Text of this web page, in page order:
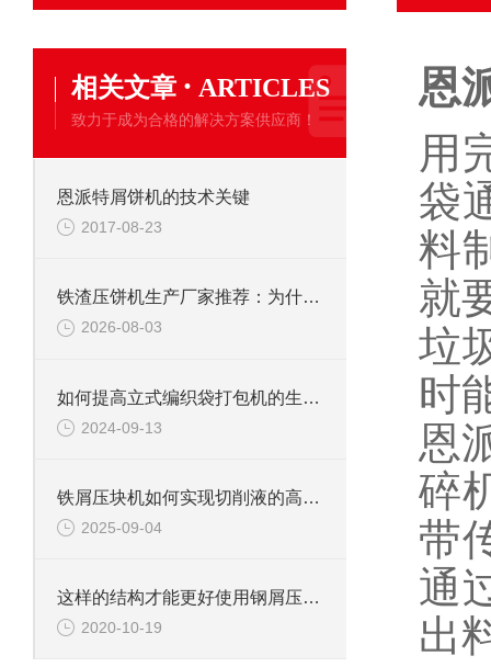
相关文章 · ARTICLES
致力于成为合格的解决方案供应商！
恩派特屑饼机的技术关键
2017-08-23
铁渣压饼机生产厂家推荐：为什么恩派特成为众多企业的优选？
2026-08-03
如何提高立式编织袋打包机的生产效率？
2024-09-13
铁屑压块机如何实现切削液的高效回收？
2025-09-04
这样的结构才能更好使用钢屑压饼机
2020-10-19
恩
用
袋
料
就
垃
时
恩
碎
带
通
出